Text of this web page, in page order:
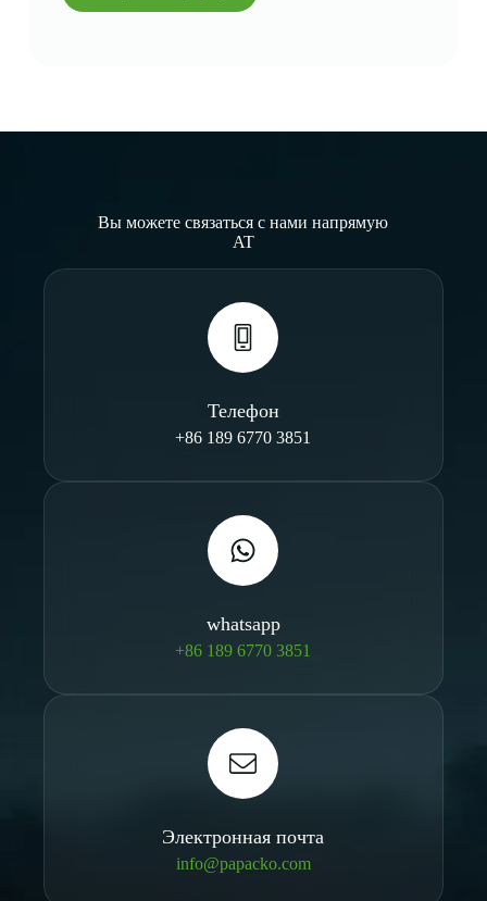
Вы можете связаться с нами напрямую
AT
Телефон
+86 189 6770 3851
whatsapp
+86 189 6770 3851
Электронная почта
info@papacko.com